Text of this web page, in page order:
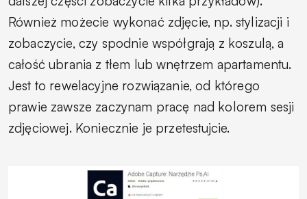
Również możecie wykonać zdjęcie, np. stylizacji i
zobaczycie, czy spodnie współgrają z koszulą, a
całość ubrania z tłem lub wnętrzem apartamentu.
Jest to rewelacyjne rozwiązanie, od którego
prawie zawsze zaczynam pracę nad kolorem sesji
zdjęciowej. Koniecznie je przetestujcie.